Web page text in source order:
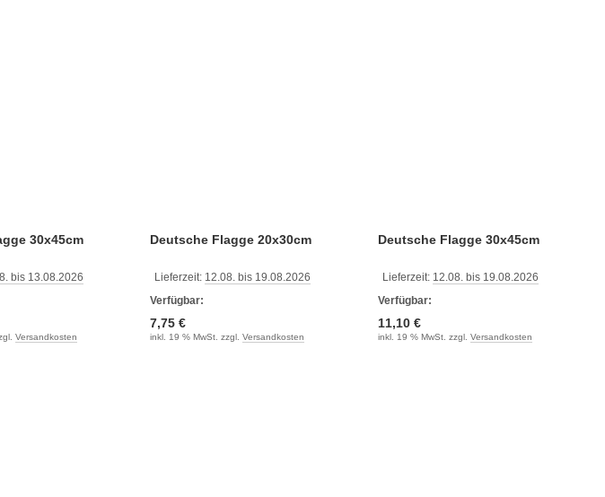
30x45cm
bis 13.08.2026
Versandkosten
Deutsche Flagge 20x30cm
Lieferzeit: 12.08. bis 19.08.2026
Verfügbar:
7,75 €
inkl. 19 % MwSt. zzgl. Versandkosten
Deutsche Flagge 30x45cm
Lieferzeit: 12.08. bis 19.08.2026
Verfügbar:
11,10 €
inkl. 19 % MwSt. zzgl. Versandkosten